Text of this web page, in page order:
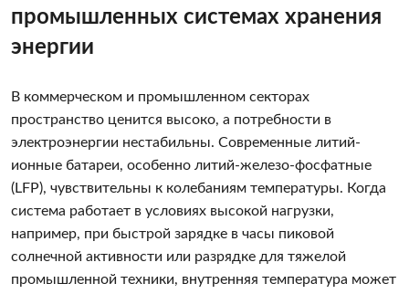
промышленных системах хранения
энергии
В коммерческом и промышленном секторах
пространство ценится высоко, а потребности в
электроэнергии нестабильны. Современные литий-
ионные батареи, особенно литий-железо-фосфатные
(LFP), чувствительны к колебаниям температуры. Когда
система работает в условиях высокой нагрузки,
например, при быстрой зарядке в часы пиковой
солнечной активности или разрядке для тяжелой
промышленной техники, внутренняя температура может